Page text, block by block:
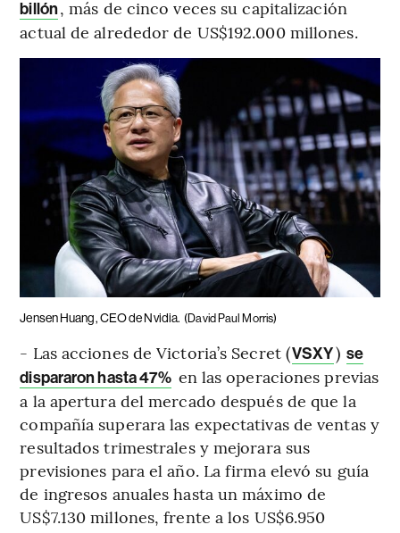
billón, más de cinco veces su capitalización
actual de alrededor de US$192.000 millones.
Jensen Huang, CEO de Nvidia. (David Paul Morris)
- Las acciones de Victoria’s Secret (VSXY) se
dispararon hasta 47% en las operaciones previas
a la apertura del mercado después de que la
compañía superara las expectativas de ventas y
resultados trimestrales y mejorara sus
previsiones para el año. La firma elevó su guía
de ingresos anuales hasta un máximo de
US$7.130 millones, frente a los US$6.950